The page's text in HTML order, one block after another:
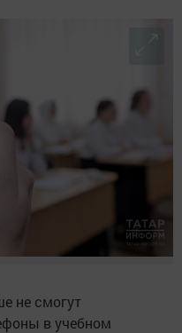
не смогут
в учебном